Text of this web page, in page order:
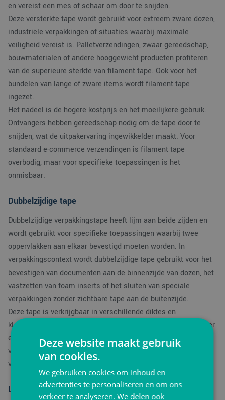
en vereist een mes of schaar om door te snijden.
Deze versterkte tape wordt gebruikt voor extreem zware dozen,
industriële verpakkingen of situaties waarbij maximale
veiligheid vereist is. Palletverzendingen, zwaar gereedschap,
bouwmaterialen of andere hooggewicht producten profiteren
van de superieure sterkte van filament tape. Ook voor het
bundelen van lange of zware items wordt filament tape
ingezet.
Het nadeel is de hogere kostprijs en het moeilijkere gebruik.
Ontvangers hebben gereedschap nodig om de tape door te
snijden, wat de uitpakervaring ingewikkelder maakt. Voor
standaard e-commerce verzendingen is filament tape
overbodig, maar voor specifieke toepassingen is het
onmisbaar.
Dubbelzijdige tape
Dubbelzijdige verpakkingstape heeft lijm aan beide zijden en
wordt gebruikt voor specifieke toepassingen waarbij twee
oppervlakken aan elkaar bevestigd moeten worden. In
verpakkingscontext wordt dubbelzijdige tape gebruikt voor het
bevestigen van documenten aan de binnenzijde van dozen, het
vastzetten van foam inserts of het sluiten van speciale
verpakkingen zonder zichtbare tape aan de buitenzijde.
Deze tape is verkrijgbaar in verschillende diktes en
kleefsterktes. Dunne dubbelzijdige tape is geschikt voor papier
en lichte materialen, terwijl dikke schuimtape wordt gebruikt
voor het bevestigen van zwaardere onderdelen of het opvullen
van kleine ruimtes tussen componenten.
Lijmsoorten en kleefkracht
Deze website maakt gebruik
van cookies.
We gebruiken cookies om inhoud en
advertenties te personaliseren en om ons
verkeer te analyseren. We delen ook